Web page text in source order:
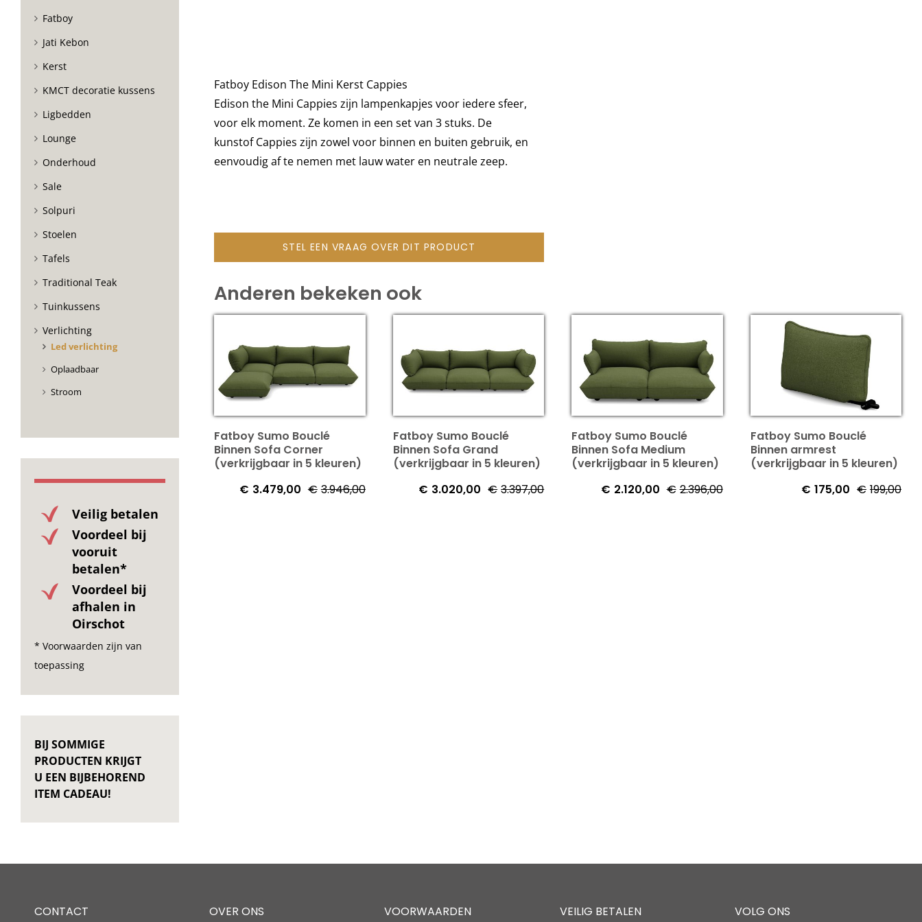
Fatboy Edison The Mini Kerst Cappies
Edison the Mini Cappies zijn lampenkapjes voor iedere sfeer,
voor elk moment. Ze komen in een set van 3 stuks. De
kunstof Cappies zijn zowel voor binnen en buiten gebruik, en
eenvoudig af te nemen met lauw water en neutrale zeep.
STEL EEN VRAAG OVER DIT PRODUCT
Anderen bekeken ook
Fatboy Sumo Bouclé
Binnen Sofa Corner
(verkrijgbaar in 5 kleuren)
€ 3.946,00
€ 3.479,00
Fatboy Sumo Bouclé
Binnen Sofa Grand
(verkrijgbaar in 5 kleuren)
€ 3.397,00
€ 3.020,00
Fatboy Sumo Bouclé
Binnen Sofa Medium
(verkrijgbaar in 5 kleuren)
€ 2.396,00
€ 2.120,00
Fatboy Sumo Bouclé
Binnen armrest
(verkrijgbaar in 5 kleuren)
€ 199,00
€ 175,00
Fatboy
Jati Kebon
Kerst
KMCT decoratie kussens
Ligbedden
Lounge
Onderhoud
Sale
Solpuri
Stoelen
Tafels
Traditional Teak
Tuinkussens
Verlichting
Led verlichting
Oplaadbaar
Stroom
Veilig betalen
Voordeel bij
vooruit
betalen*
Voordeel bij
afhalen in
Oirschot
* Voorwaarden zijn van
toepassing
BIJ SOMMIGE
PRODUCTEN KRIJGT
U EEN BIJBEHOREND
ITEM CADEAU!
CONTACT OVER ONS VOORWAARDEN VEILIG BETALEN VOLG ONS